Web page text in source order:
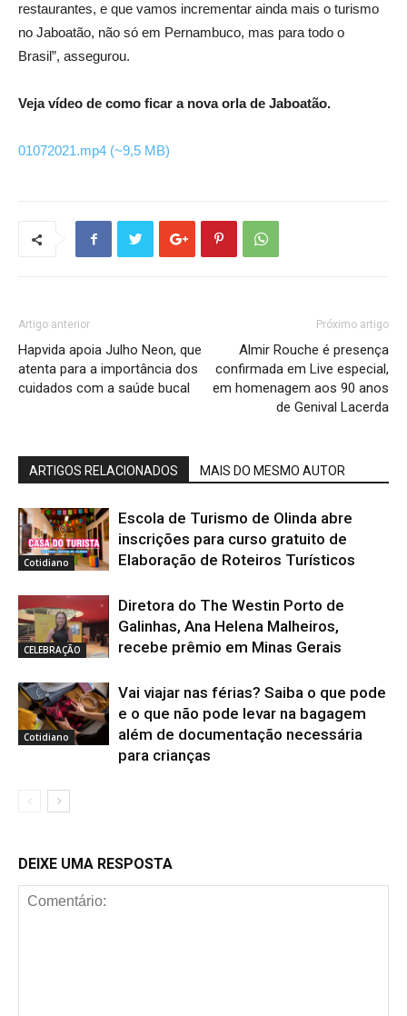
restaurantes, e que vamos incrementar ainda mais o turismo
no Jaboatão, não só em Pernambuco, mas para todo o
Brasil”, assegurou.
Veja vídeo de como ficar a nova orla de Jaboatão.
01072021.mp4 (~9,5 MB)
Artigo anterior
Hapvida apoia Julho Neon, que
atenta para a importância dos
cuidados com a saúde bucal
Próximo artigo
Almir Rouche é presença
confirmada em Live especial,
em homenagem aos 90 anos
de Genival Lacerda
ARTIGOS RELACIONADOS MAIS DO MESMO AUTOR
Cotidiano
Escola de Turismo de Olinda abre
inscrições para curso gratuito de
Elaboração de Roteiros Turísticos
CELEBRAÇÃO
Diretora do The Westin Porto de
Galinhas, Ana Helena Malheiros,
recebe prêmio em Minas Gerais
Cotidiano
Vai viajar nas férias? Saiba o que pode
e o que não pode levar na bagagem
além de documentação necessária
para crianças
DEIXE UMA RESPOSTA